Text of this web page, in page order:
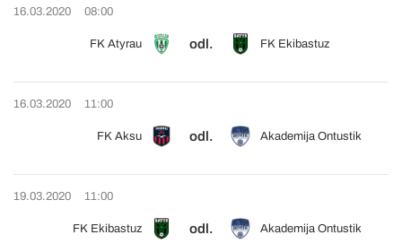
16.03.2020 08:00
FK Atyrau odl. FK Ekibastuz
16.03.2020 11:00
FK Aksu odl. Akademija Ontustik
19.03.2020 11:00
FK Ekibastuz odl. Akademija Ontustik